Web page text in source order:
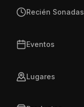
Recién Sonadas
Eventos
Lugares